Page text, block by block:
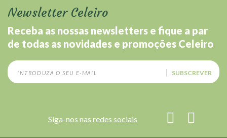
Newsletter Celeiro
Receba as nossas newsletters e fique a par
de todas as novidades e promoções Celeiro
SUBSCREVER
Siga-nos nas redes sociais